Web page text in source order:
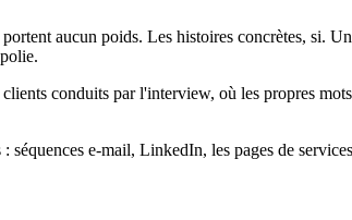
aucun poids. Les histoires concrètes, si.
conduits par l'interview, où les propres
e-mail, LinkedIn, les pages de